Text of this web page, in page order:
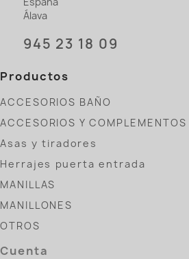
Álava
945 23 18 09
Productos
ACCESORIOS BAÑO
ACCESORIOS Y COMPLEMENTOS
Asas y tiradores
Herrajes puerta entrada
MANILLAS
MANILLONES
OTROS
Cuenta